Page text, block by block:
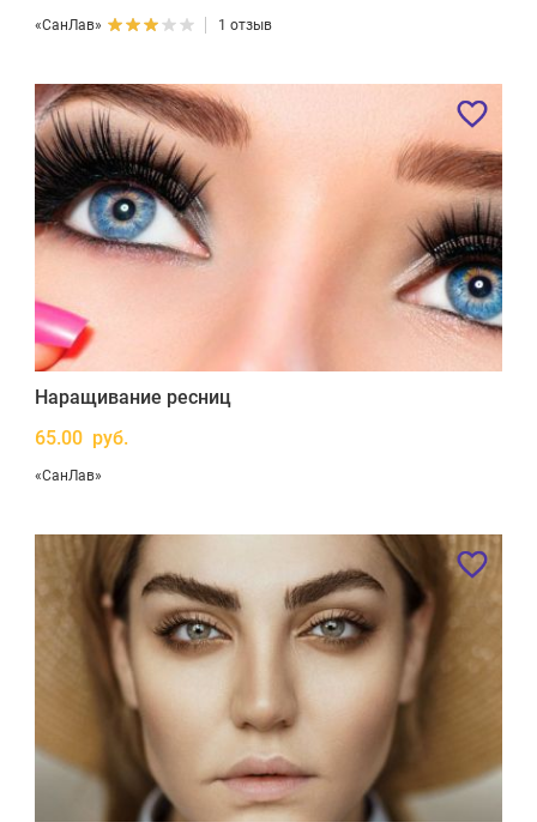
«СанЛав» 1 отзыв
Наращивание ресниц
65.00 руб.
«СанЛав»